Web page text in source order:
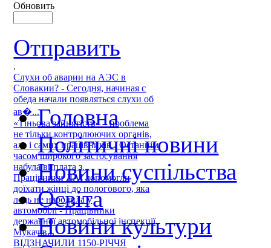
Обновить
Отправить
.
Слухи об аварии на АЭС в
Словакии? - Сегодня, начиная с
обеда начали появляться слухи об
ав�...
«Тіньова зайнятість» – проблема
не тільки контролюючих органів,
але і самих працівників - Останнім
часом широкого застосування
набула виплата з...
Працівники ДАІ допомогли
доїхати жінці до пологового, яка
ледь не народила у
автомобілі - Працівники
державної автомобільної інспекції
Мукачів...
ВІДЗНАЧИЛИ 1150-РІЧЧЯ
Головна
Політичні новини
Новини суспільства
Освіта
Новини культури